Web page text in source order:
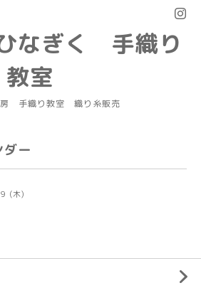
なぎく 手織り
教室
房 手織り教室 織り糸販売
ー
(木)